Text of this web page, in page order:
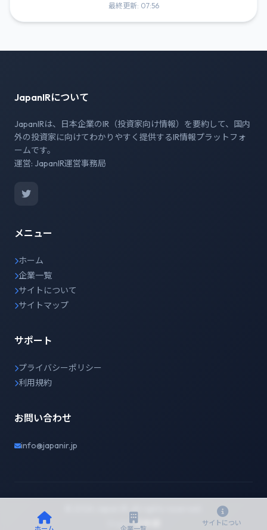
最終更新: 07:56
JapanIRについて
JapanIRは、日本企業のIR（投資家向け情報）を要約して、国内
外の投資家に向けてわかりやすく提供するIR情報プラットフォ
ームです。
運営: JapanIR運営事務局
メニュー
ホーム
企業一覧
サイトについて
サイトマップ
サポート
プライバシーポリシー
利用規約
お問い合わせ
info@japanir.jp
English日本語 サイトについ